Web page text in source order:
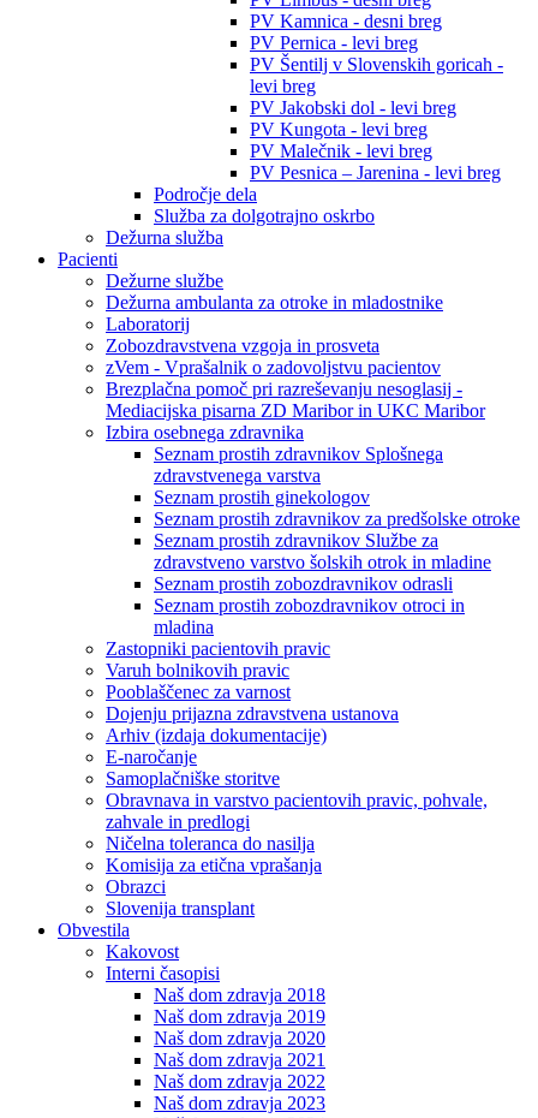
PV Kamnica - desni breg
PV Pernica - levi breg
PV Šentilj v Slovenskih goricah -
levi breg
PV Jakobski dol - levi breg
PV Kungota - levi breg
PV Malečnik - levi breg
PV Pesnica – Jarenina - levi breg
Področje dela
Služba za dolgotrajno oskrbo
Dežurna služba
Pacienti
Dežurne službe
Dežurna ambulanta za otroke in mladostnike
Laboratorij
Zobozdravstvena vzgoja in prosveta
zVem - Vprašalnik o zadovoljstvu pacientov
Brezplačna pomoč pri razreševanju nesoglasij -
Mediacijska pisarna ZD Maribor in UKC Maribor
Izbira osebnega zdravnika
Seznam prostih zdravnikov Splošnega
zdravstvenega varstva
Seznam prostih ginekologov
Seznam prostih zdravnikov za predšolske otroke
Seznam prostih zdravnikov Službe za
zdravstveno varstvo šolskih otrok in mladine
Seznam prostih zobozdravnikov odrasli
Seznam prostih zobozdravnikov otroci in
mladina
Zastopniki pacientovih pravic
Varuh bolnikovih pravic
Pooblaščenec za varnost
Dojenju prijazna zdravstvena ustanova
Arhiv (izdaja dokumentacije)
E-naročanje
Samoplačniške storitve
Obravnava in varstvo pacientovih pravic, pohvale,
zahvale in predlogi
Ničelna toleranca do nasilja
Komisija za etična vprašanja
Obrazci
Slovenija transplant
Obvestila
Kakovost
Interni časopisi
Naš dom zdravja 2018
Naš dom zdravja 2019
Naš dom zdravja 2020
Naš dom zdravja 2021
Naš dom zdravja 2022
Naš dom zdravja 2023